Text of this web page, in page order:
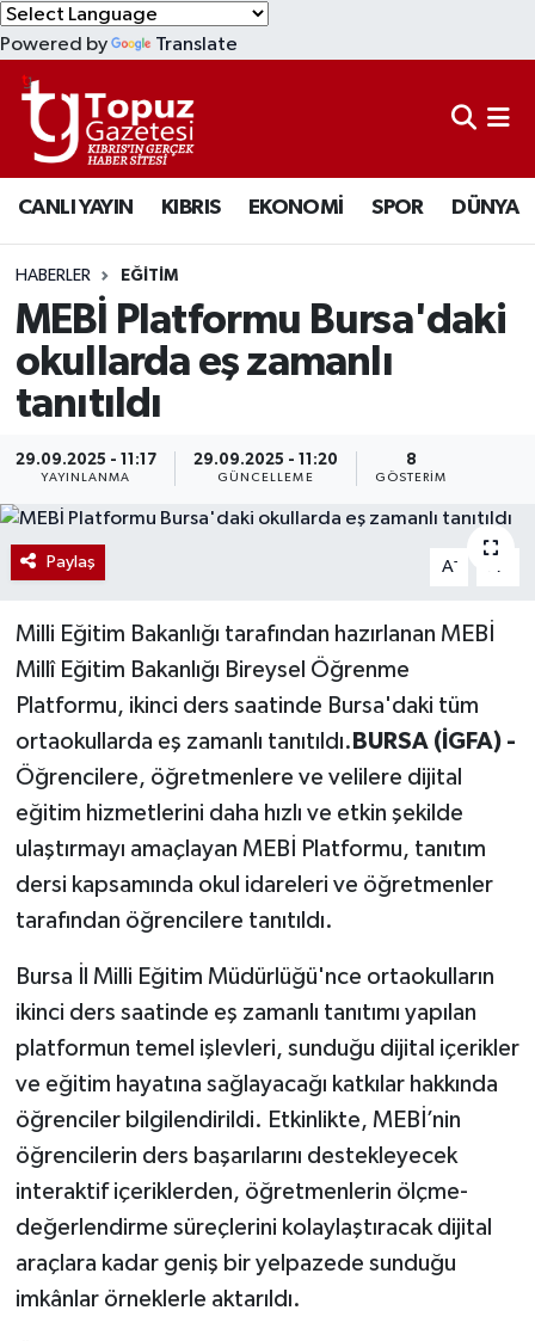
Powered by Translate
CANLI YAYIN KIBRIS EKONOMİ SPOR DÜNYA
HABERLER EĞİTİM
MEBİ Platformu Bursa'daki
okullarda eş zamanlı
tanıtıldı
29.09.2025 - 11:17
YAYINLANMA
29.09.2025 - 11:20
GÜNCELLEME
8
GÖSTERIM
Paylaş A- A
Milli Eğitim Bakanlığı tarafından hazırlanan MEBİ
Millî Eğitim Bakanlığı Bireysel Öğrenme
Platformu, ikinci ders saatinde Bursa'daki tüm
ortaokullarda eş zamanlı tanıtıldı. BURSA (İGFA) -
Öğrencilere, öğretmenlere ve velilere dijital
eğitim hizmetlerini daha hızlı ve etkin şekilde
ulaştırmayı amaçlayan MEBİ Platformu, tanıtım
dersi kapsamında okul idareleri ve öğretmenler
tarafından öğrencilere tanıtıldı.
Bursa İl Milli Eğitim Müdürlüğü'nce ortaokulların
ikinci ders saatinde eş zamanlı tanıtımı yapılan
platformun temel işlevleri, sunduğu dijital içerikler
ve eğitim hayatına sağlayacağı katkılar hakkında
öğrenciler bilgilendirildi. Etkinlikte, MEBİ’nin
öğrencilerin ders başarılarını destekleyecek
interaktif içeriklerden, öğretmenlerin ölçme-
değerlendirme süreçlerini kolaylaştıracak dijital
araçlara kadar geniş bir yelpazede sunduğu
imkânlar örneklerle aktarıldı.
KIBRIS
DÜNYA
EKONOMİ
MAGAZİN
SAĞLIK
SPOR
TEKNOLOJİ
TÜRKİYE
Lefkoşa Nöbetçi Eczaneler
Lefkoşa Hava Durumu
Lefkoşa Trafik Yoğunluk Haritası
Süper Lig Puan Durumu ve Fikstür
Tüm Manşetler
Son Dakika Haberleri
Haber Arşivi